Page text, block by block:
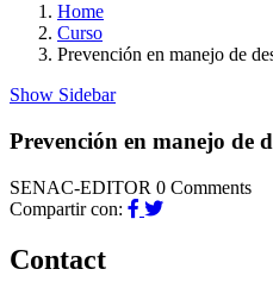
Home
Curso
Prevención en manejo de
Show Sidebar
Prevención en manejo de
SENAC-EDITOR 0 Comments
Compartir con:
Contact